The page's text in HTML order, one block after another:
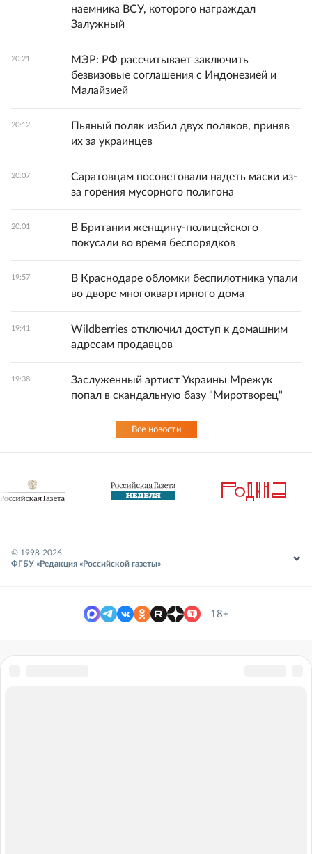
наемника ВСУ, которого награждал
Залужный
20:21
МЭР: РФ рассчитывает заключить
безвизовые соглашения с Индонезией и
Малайзией
20:12
Пьяный поляк избил двух поляков, приняв
их за украинцев
20:07
Саратовцам посоветовали надеть маски из-
за горения мусорного полигона
20:01
В Британии женщину-полицейского
покусали во время беспорядков
19:57
В Краснодаре обломки беспилотника упали
во дворе многоквартирного дома
19:41
Wildberries отключил доступ к домашним
адресам продавцов
19:38
Заслуженный артист Украины Мрежук
попал в скандальную базу "Миротворец"
Все новости
© 1998-2026
ФГБУ «Редакция «Российской газеты»
18+